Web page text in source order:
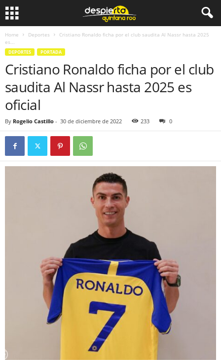
Home Deportes
Cristiano Ronaldo ficha por el club saudita Al Nassr hasta 2025
es...
DEPORTES PORTADA
Cristiano Ronaldo ficha por el club
saudita Al Nassr hasta 2025 es
oficial
By Rogelio Castillo - 30 de diciembre de 2022 233 0